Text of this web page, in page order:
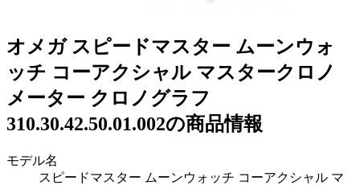
オメガ スピードマスター ムーンウォ
ッチ コーアクシャル マスタークロノ
メーター クロノグラフ
310.30.42.50.01.002の商品情報
モデル名
スピードマスター ムーンウォッチ コーアクシャル マ